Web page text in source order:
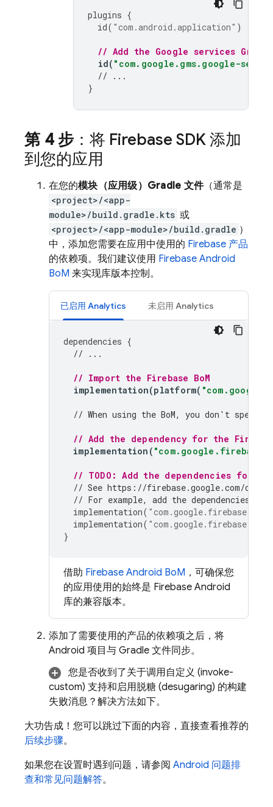
plugins {
id( "com.android.application" )
// Add the Google services
id( "com.google.gms.google-
// ...
}
第 4 步 ：将 Firebase SDK 添加
到您的应用
在您的模块（应用级）Gradle 文件（通常是
<project>/<app-
module>/build.gradle.kts 或
<project>/<app-module>/build.gradle ）
中，添加您需要在应用中使用的 Firebase 产品
的依赖项。我们建议使用 Firebase Android
BoM 来实现库版本控制。
已启用 Analytics 未启用 Analytics
dependencies {
// ...
// Import the Firebase BoM
implementation(platform(
// When using the BoM, you don't specify
// Add the dependency for the
implementation (
// TODO: Add the dependencies for
// See https://firebase.google.com/
// For example, add the dependencies
implementation(
implementation(
}
借助 Firebase Android BoM ，可确保您
的应用使用的始终是 Firebase Android
库的兼容版本。
添加了需要使用的产品的依赖项之后，将
Android 项目与 Gradle 文件同步。
您是否收到了关于调用自定义 (invoke-
custom) 支持和启用脱糖 (desugaring) 的构建
失败消息？解决方法如下。
大功告成！您可以跳过下面的内容，直接查看推荐的
后续步骤。
如果您在设置时遇到问题，请参阅 Android 问题排
查和常见问题解答。